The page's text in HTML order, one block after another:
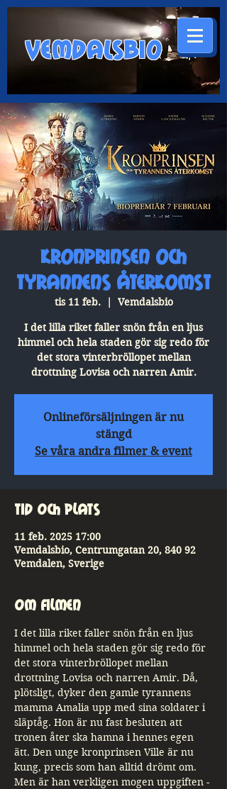
VEMDALSBIO
Kronprinsen och
tyrannens återkomst
tis 11 feb.
  |
Vemdalsbio
I det lilla riket faller snön från en ljus
himmel och hela staden gör sig redo för
det stora vinterbröllopet mellan
drottning Lovisa och narren Amir.
Onlineförsäljningen är nu
stängd
Se våra andra filmer & event
Tid och plats
11 feb. 2025 17:00
Vemdalsbio, Centrumgatan 20, 840 92
Vemdalen, Sverige
Om Filmen
I det lilla riket faller snön från en ljus
himmel och hela staden gör sig redo för
det stora vinterbröllopet mellan
drottning Lovisa och narren Amir. Då,
plötsligt, dyker den gamle tyrannens
mamma Amalia upp med sina soldater i
släptåg. Hon är nu fast besluten att
tronen åter ska hamna i hennes egen
ätt. Den unge kronprinsen Ville är nu
kung, precis som han alltid drömt om.
Men är han verkligen mogen uppgiften -